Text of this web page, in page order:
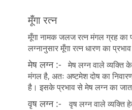
मूँगा रत्न
मूँगा नामक जलज रत्न मंगल ग्रह का
लग्नानुसार मूँगा रत्न धारण का
मेष लग्न :-
मेष लग्न वाले व्यक्ति
मंगल है, अतः अष्टमेश दोष का
है। इसके प्रभाव से मेष लग्न का जातक
वृष लग्न :- वृष लग्न वाले व्यक्ति